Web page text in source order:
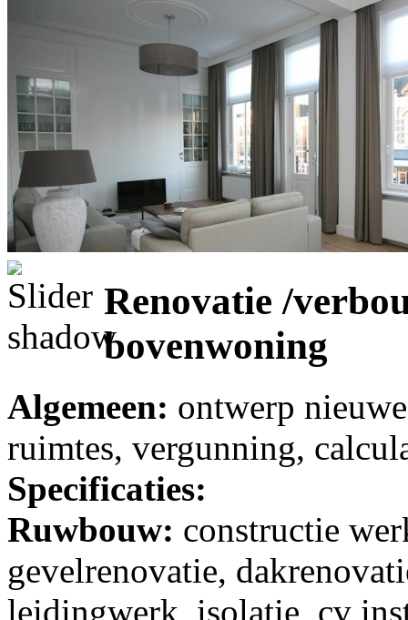
Renovatie /
bovenwoning
Algemeen: ontwerp
ruimtes, vergunning,
Specificaties:
Ruwbouw: constructie
gevelrenovatie,
leidingwerk, isolatie, cv